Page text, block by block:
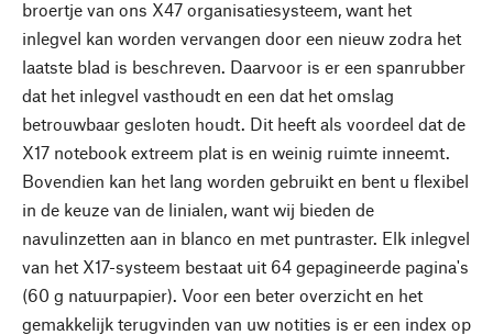
broertje van ons X47 organisatiesysteem, want het
inlegvel kan worden vervangen door een nieuw zodra het
laatste blad is beschreven. Daarvoor is er een spanrubber
dat het inlegvel vasthoudt en een dat het omslag
betrouwbaar gesloten houdt. Dit heeft als voordeel dat de
X17 notebook extreem plat is en weinig ruimte inneemt.
Bovendien kan het lang worden gebruikt en bent u flexibel
in de keuze van de linialen, want wij bieden de
navulinzetten aan in blanco en met puntraster. Elk inlegvel
van het X17-systeem bestaat uit 64 gepagineerde pagina's
(60 g natuurpapier). Voor een beter overzicht en het
gemakkelijk terugvinden van uw notities is er een index op